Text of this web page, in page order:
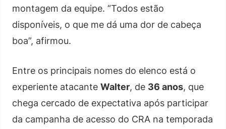
montagem da equipe. “Todos estão
disponíveis, o que me dá uma dor de cabeça
boa”, afirmou.
Entre os principais nomes do elenco está o
experiente atacante Walter, de 36 anos, que
chega cercado de expectativa após participar
da campanha de acesso do CRA na temporada